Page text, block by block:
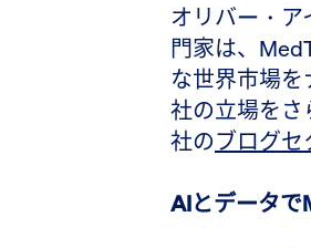
オリバー・
門家は、
な世界市場
社の立場をさ
社のブログセ
AIとデータで